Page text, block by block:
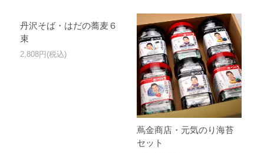
丹沢そば・はだの蕎麦６
束
2,808円(税込)
蔦金商店・元気のり海苔
セット